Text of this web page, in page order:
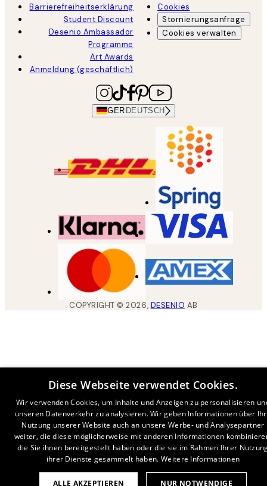
Barrierefreiheitserklärung
Student Discount
Desenio Ambassador
Programme
Art Awards
Anmeldung (geschäftlich)
Cookies
Stornierungsanfrage
Cookies verwalten
GER DEUTSCH
COPYRIGHT ©2026, DESENIO AB
Diese Webseite verwendet Cookies.
Wir verwenden Cookies, um Inhalte und Anzeigen zu personalisieren
unseren Datenverkehr zu analysieren. Wir geben Informationen über
Nutzung unserer Website auch an unsere Werbe- und Analysepartner
weiter, die diese möglicherweise mit anderen Informationen
die Sie ihnen bereitgestellt haben oder die sie im Rahmen Ihrer
ihrer Dienste gesammelt haben. Weitere Informationen
ALLE AKZEPTIEREN NUR NOTWENDIGE